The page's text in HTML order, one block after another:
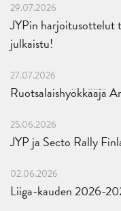
29.07.2026
JYPin harjoitusottelut
julkaistu!
27.07.2026
Ruotsalaishyökkääjä
25.06.2026
JYP ja Secto Rally
02.06.2026
Liiga-kauden 2026-